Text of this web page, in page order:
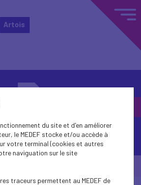
Artois
Contactez-nous
2026 -
du site et d'en améliorer
le MEDEF stocke et/ou accède à
votre terminal (cookies et autres
naviguation sur le site
traceurs permettent au MEDEF de